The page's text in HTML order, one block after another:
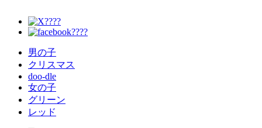
男の子
クリスマス
doo-dle
女の子
グリーン
レッド